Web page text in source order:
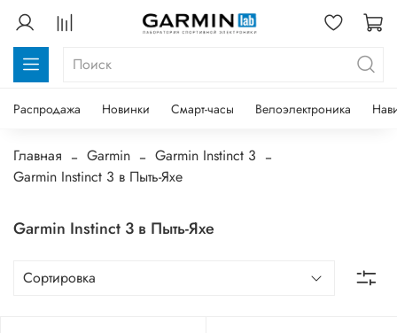
Распродажа Новинки Смарт-часы Велоэлектроника
Главная Garmin
Garmin Instinct 3
Garmin Instinct 3 в Пыть-Яхе
Garmin Instinct 3 в Пыть-Яхе